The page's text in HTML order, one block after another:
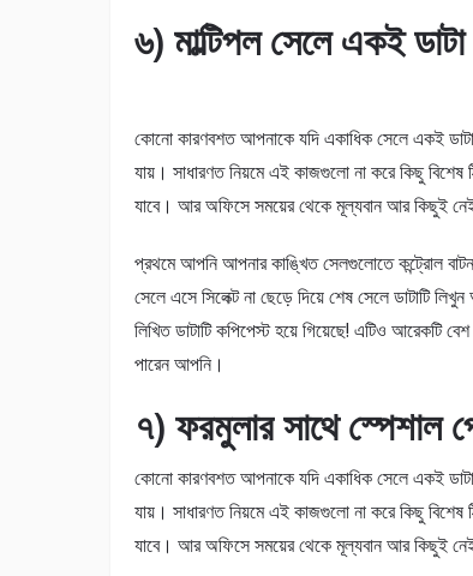
৬) মাল্টিপল সেলে একই
কোনো কারণবশত আপনাকে যদি একাধিক সেলে একই ডাটা
যায়। সাধারণত নিয়মে এই কাজগুলো না করে কিছু
যাবে। আর অফিসে সময়ের থেকে মূল্যবান আর কিছুই
প্রথমে আপনি আপনার কাঙ্খিত সেলগুলোতে কন্ট্রোল
সেলে এসে সিলেক্ট না ছেড়ে দিয়ে শেষ সেলে
লিখিত ডাটাটি কপিপেস্ট হয়ে গিয়েছে! এটিও আরেকটি
পারেন আপনি।
৭) ফরমুলার সাথে স্পেশাল
কোনো কারণবশত আপনাকে যদি একাধিক সেলে একই ডাটা
যায়। সাধারণত নিয়মে এই কাজগুলো না করে কিছু
যাবে। আর অফিসে সময়ের থেকে মূল্যবান আর কিছুই